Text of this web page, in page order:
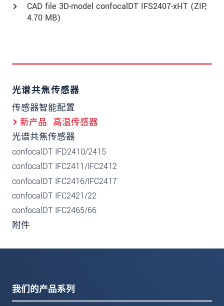
CAD file 3D-model confocalDT IFS2407-xHT (ZIP,
4.70 MB)
光谱共焦传感器
传感器智能配置
新产品
高温传感器
光谱共焦传感器
confocalDT IFD2410/2415
confocalDT IFC2411/IFC2412
confocalDT IFC2416/IFC2417
confocalDT IFC2421/22
confocalDT IFC2465/66
附件
我们的产品系列